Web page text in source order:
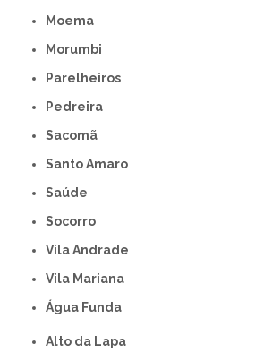
Moema
Morumbi
Parelheiros
Pedreira
Sacomã
Santo Amaro
Saúde
Socorro
Vila Andrade
Vila Mariana
Água Funda
Alto da Lapa